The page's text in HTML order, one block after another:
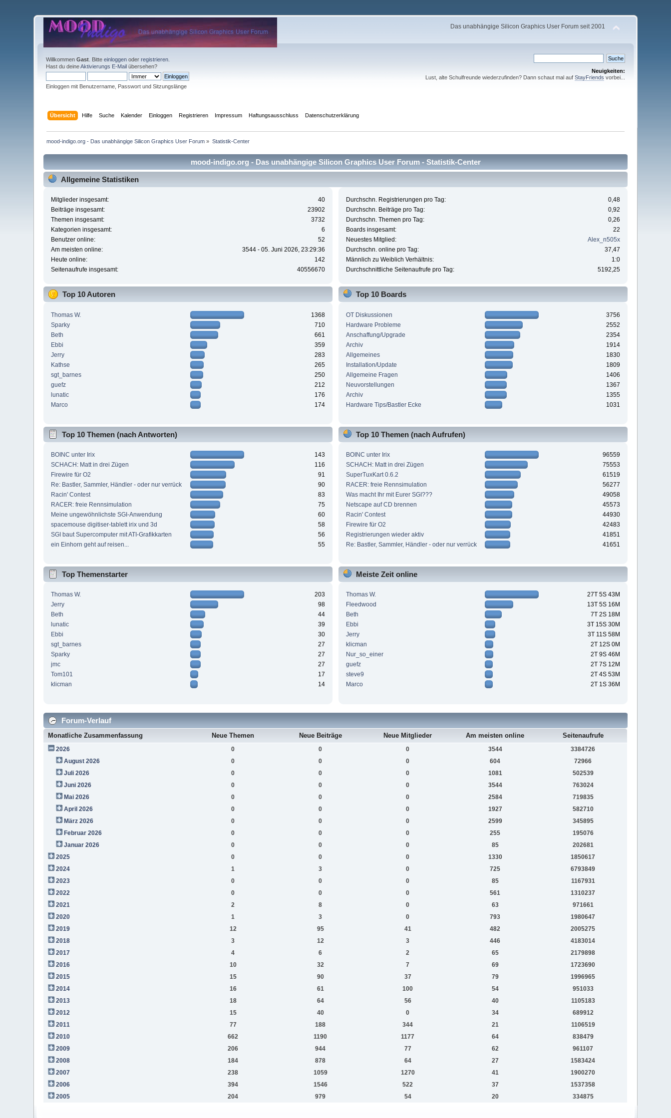
Das unabhängige Silicon Graphics User Forum seit 2001
WillkommenGast . Bitteeinloggen oderregistrieren
Hast du deineAktivierungs E-Mail übersehen?
Einloggen mit Benutzername, Passwort und Sitzungslänge
Neuigkeiten:
Lust, alte Schulfreunde wiederzufinden? Dann schaut mal auf StayFriends vorbei...
Übersicht Hilfe Suche Kalender Einloggen Registrieren Impressum Haftungsausschluss Datenschutzerklärung
mood-indigo.org - Das unabhängige Silicon Graphics User Forum » Statistik-Center
mood-indigo.org - Das unabhängige Silicon Graphics User Forum - Statistik-Center
Allgemeine Statistiken
Mitglieder insgesamt:
40
Beiträge insgesamt:
23902
Themen insgesamt:
3732
Kategorien insgesamt:
6
Benutzer online:
52
Am meisten online:
3544 - 05. Juni 2026, 23:29:36
Heute online:
142
Seitenaufrufe insgesamt:
40556670
Durchschn. Registrierungen pro Tag:
0,48
Durchschn. Beiträge pro Tag:
0,92
Durchschn. Themen pro Tag:
0,26
Boards insgesamt:
22
Neuestes Mitglied:
Alex_n505x
Durchschn. online pro Tag:
37,47
Männlich zu Weiblich Verhältnis:
1:0
Durchschnittliche Seitenaufrufe pro Tag:
5192,25
Top 10 Autoren
Thomas W.
1368
Sparky
710
Beth
661
Ebbi
359
Jerry
283
Kathse
265
sgt_barnes
250
guefz
212
lunatic
176
Marco
174
Top 10 Boards
OT Diskussionen
3756
Hardware Probleme
2552
Anschaffung/Upgrade
2354
Archiv
1914
Allgemeines
1830
Installation/Update
1809
Allgemeine Fragen
1406
Neuvorstellungen
1367
Archiv
1355
Hardware Tips/Bastler Ecke
1031
Top 10 Themen (nach Antworten)
BOINC unter Irix
143
SCHACH: Matt in drei Zügen
116
Firewire für O2
91
Re: Bastler, Sammler, Händler - oder nur verrück
90
Racin' Contest
83
RACER: freie Rennsimulation
75
Meine ungewöhnlichste SGI-Anwendung
60
spacemouse digitiser-tablett irix und 3d
58
SGI baut Supercomputer mit ATI-Grafikkarten
56
ein Einhorn geht auf reisen...
55
Top 10 Themen (nach Aufrufen)
BOINC unter Irix
96559
SCHACH: Matt in drei Zügen
75553
SuperTuxKart 0.6.2
61519
RACER: freie Rennsimulation
56277
Was macht Ihr mit Eurer SGI???
49058
Netscape auf CD brennen
45573
Racin' Contest
44930
Firewire für O2
42483
Registrierungen wieder aktiv
41851
Re: Bastler, Sammler, Händler - oder nur verrück
41651
Top Themenstarter
Thomas W.
203
Jerry
98
Beth
44
lunatic
39
Ebbi
30
sgt_barnes
27
Sparky
27
jmc
27
Tom101
17
klicman
14
Meiste Zeit online
Thomas W.
27T 5S 43M
Fleedwood
13T 5S 16M
Beth
7T 2S 18M
Ebbi
3T 15S 30M
Jerry
3T 11S 58M
klicman
2T 12S 0M
Nur_so_einer
2T 9S 46M
guefz
2T 7S 12M
steve9
2T 4S 53M
Marco
2T 1S 36M
Forum-Verlauf
Monatliche Zusammenfassung Neue Themen Neue Beiträge Neue Mitglieder Am meisten online Seitenaufrufe
2026 0 0 0 3544
3384726
August 2026
0 0 0 604
72966
Juli 2026
0 0 0 1081
502539
Juni 2026
0 0 0 3544
763024
Mai 2026
0 0 0 2584
719835
April 2026
0 0 0 1927
582710
März 2026
0 0 0 2599
345895
Februar 2026
0 0 0 255
195076
Januar 2026
0 0 0 85
202681
2025
0 0 0 1330
1850617
2024
1 3 0 725
6793849
2023
0 0 0 85
1167931
2022
0 0 0 561
1310237
2021
2 8 0 63
971661
2020
1 3 0 793
1980647
2019
12 95 41 482
2005275
2018
3 12 3 446
4183014
2017
4 6 2 65
2179898
2016
10 32 7 69
1723690
2015
15 90 37 79
1996965
2014
16 61 100 54
951033
2013
18 64 56 40
1105183
2012
15 40 0 34
689912
2011
77 188 344 21
1106519
2010
662 1190 1177 64
838479
2009
206 944 77 62
961107
2008
184 878 64 27
1583424
2007
238 1059 1270 41
1900270
2006
394 1546 522 37
1537358
2005
204 979 54 20 334875